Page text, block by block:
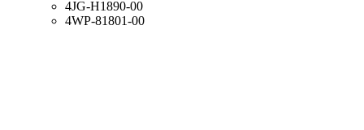
4JG-H1890-00
4WP-81801-00